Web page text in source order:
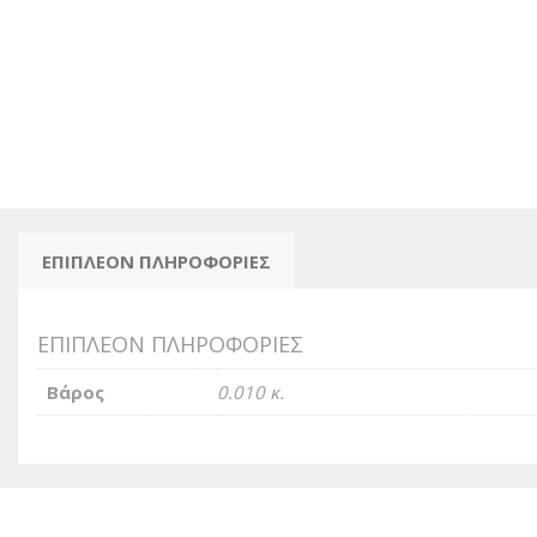
ΕΠΙΠΛΈΟΝ ΠΛΗΡΟΦΟΡΊΕΣ
ΕΠΙΠΛΈΟΝ ΠΛΗΡΟΦΟΡΊΕΣ
Βάρος 0.010 κ.